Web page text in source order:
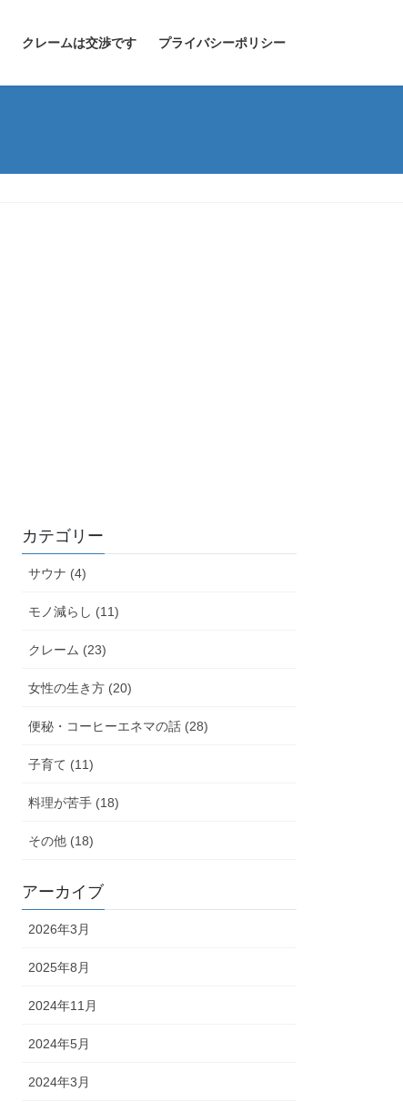
クレームは交渉です プライバシーポリシー
カテゴリー
サウナ (4)
モノ減らし (11)
クレーム (23)
女性の生き方 (20)
便秘・コーヒーエネマの話 (28)
子育て (11)
料理が苦手 (18)
その他 (18)
アーカイブ
2026年3月
2025年8月
2024年11月
2024年5月
2024年3月